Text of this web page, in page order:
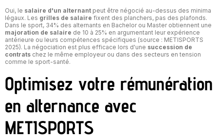
Oui, le salaire d'un alternant peut être négocié au-dessus des minima
légaux. Les grilles de salaire fixent des planchers, pas des plafonds.
Dans le sport, 34% des alternants en Bachelor ou Master obtiennent une
majoration de salaire de 10 à 25% en argumentant leur expérience
antérieure ou leurs compétences spécifiques (source : METISPORTS
2025). La négociation est plus efficace lors d'une succession de
contrats chez le même employeur ou dans des secteurs en tension
comme le sport-santé.
Optimisez votre rémunération
en alternance avec
METISPORTS